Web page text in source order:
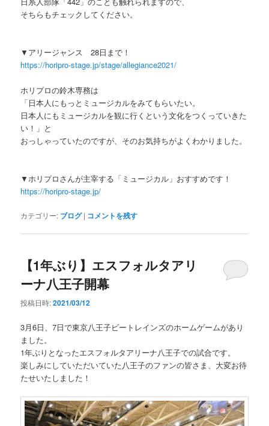
そちらもチェックしてください。
▼アリージャンス 28日まで！
https://horipro-stage.jp/stage/allegiance2021/
ホリプロの鈴木専務は
「日本人にもっとミュージカルをみてもらいたい。
日本人にもミュージカルを観に行くという文化をつくっていきた
い！」と
おっしゃっていたのですが、そのお気持ちがよくわかりました。
▼ホリプロさんが主宰する「ミュージカル」おすすめです！
https://horipro-stage.jp/
カテゴリー: ブログ | コメントを残す
【1年ぶり】エスフォルタアリ
ーナ八王子開幕
投稿日時:2021/03/12
3月6日、7日で東京八王子ビートレインズのホームゲームがあり
ました。
1年ぶりとなったエスフォルタアリーナ八王子での試合です。
楽しみにしていただいていた八王子のファンの皆さま、大変お待
たせいたしました！